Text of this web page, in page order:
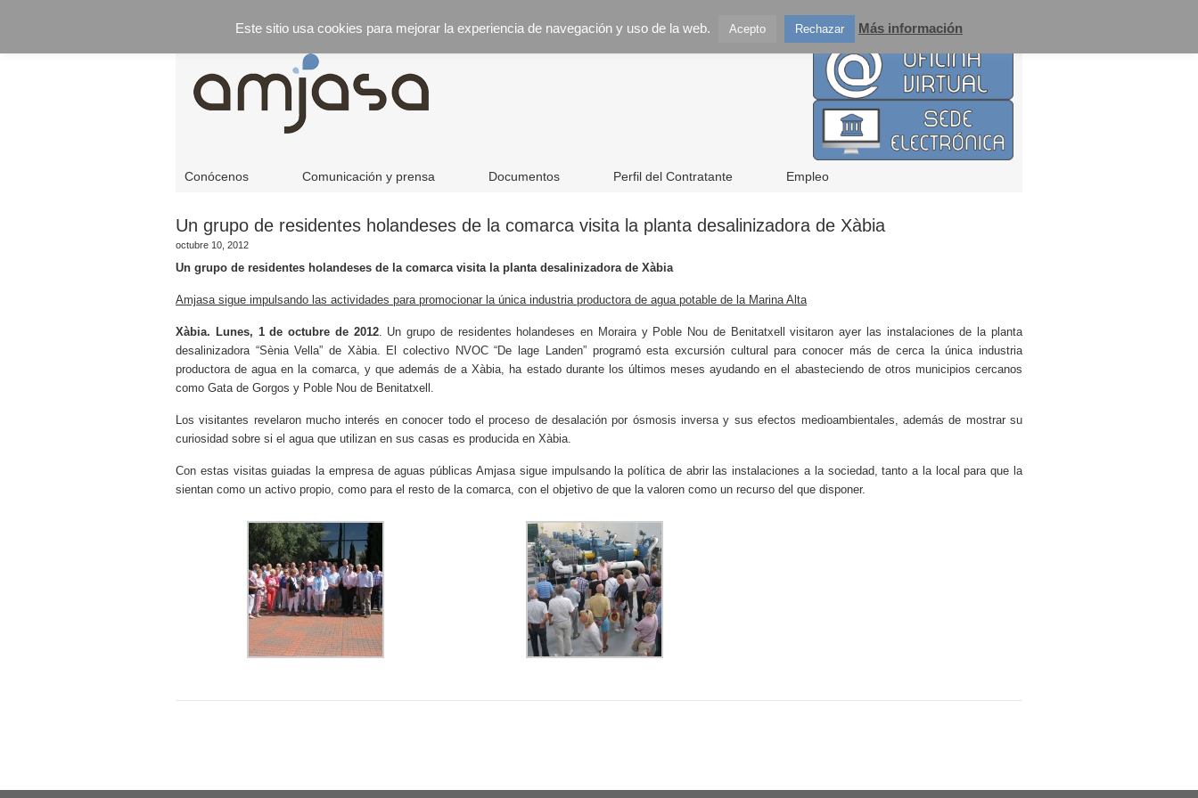
Conócenos Comunicación y prensa Documentos Perfil del Contratante Empleo
Un grupo de residentes holandeses de la comarca visita la planta desalinizadora de Xàbia
octubre 10, 2012
Un grupo de residentes holandeses de la comarca visita la planta desalinizadora de Xàbia
Amjasa sigue impulsando las actividades para promocionar la única industria productora de agua potable de la Marina Alta
Xàbia. Lunes, 1 de octubre de 2012. Un grupo de residentes holandeses en Moraira y Poble Nou de Benitatxell visitaron ayer las instalaciones de la planta
desalinizadora “Sènia Vella” de Xàbia. El colectivo NVOC “De lage Landen” programó esta excursión cultural para conocer más de cerca la única industria
productora de agua en la comarca, y que además de a Xàbia, ha estado durante los últimos meses ayudando en el abasteciendo de otros municipios cercanos
como Gata de Gorgos y Poble Nou de Benitatxell.
Los visitantes revelaron mucho interés en conocer todo el proceso de desalación por ósmosis inversa y sus efectos medioambientales, además de mostrar su
curiosidad sobre si el agua que utilizan en sus casas es producida en Xàbia.
Con estas visitas guiadas la empresa de aguas públicas Amjasa sigue impulsando la política de abrir las instalaciones a la sociedad, tanto a la local para que la
sientan como un activo propio, como para el resto de la comarca, con el objetivo de que la valoren como un recurso del que disponer.
Este sitio usa cookies para mejorar la experiencia de navegación y uso de la web. Acepto Rechazar Más información